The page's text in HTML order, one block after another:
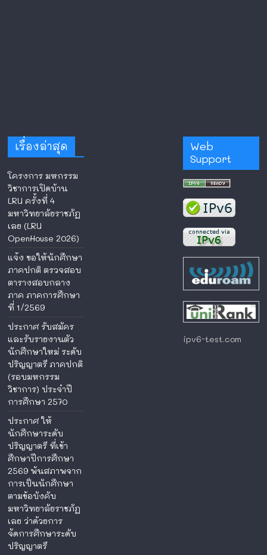
เรื่องล่าสุด
โครงการ มหกรรม
วิชาการเปิดบ้าน
LRU ครั้งที่ 4
มหาวิทยาลัยราชภัฏ
เลย (LRU
OpenHouse 2026)
แจ้ง ขอให้นักศึกษา
ภาคปกติ ตรวจสอบ
ตารางสอบกลาง
ภาค ภาคการศึกษา
ที่ 1/2569
ประกาศ รับสมัคร
และรับรายงานตัว
นักศึกษาใหม่ ระดับ
ปริญญาตรี ภาคปกติ
(รอบมหกรรม
วิชาการ) ประจำปี
การศึกษา 2570
ประกาศ ให้
นักศึกษาระดับ
ปริญญาตรี ที่เข้า
ศึกษาปีการศึกษา
2569 พ้นสภาพจาก
การเป็นนักศึกษา
ตามข้อบังคับ
มหาวิทยาลัยราชภัฏ
เลย ว่าด้วยการ
จัดการศึกษาระดับ
ปริญญาตรี
Web
Support
ipv6-test.com